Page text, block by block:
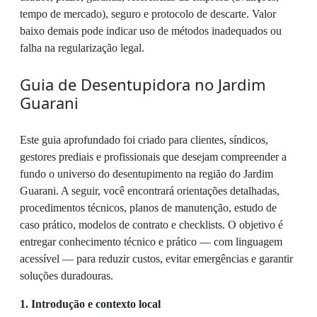
tempo de mercado), seguro e protocolo de descarte. Valor
baixo demais pode indicar uso de métodos inadequados ou
falha na regularização legal.
Guia de Desentupidora no Jardim
Guarani
Este guia aprofundado foi criado para clientes, síndicos,
gestores prediais e profissionais que desejam compreender a
fundo o universo do desentupimento na região do Jardim
Guarani. A seguir, você encontrará orientações detalhadas,
procedimentos técnicos, planos de manutenção, estudo de
caso prático, modelos de contrato e checklists. O objetivo é
entregar conhecimento técnico e prático — com linguagem
acessível — para reduzir custos, evitar emergências e garantir
soluções duradouras.
1. Introdução e contexto local